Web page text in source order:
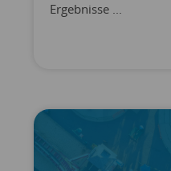
Ergebnisse ...